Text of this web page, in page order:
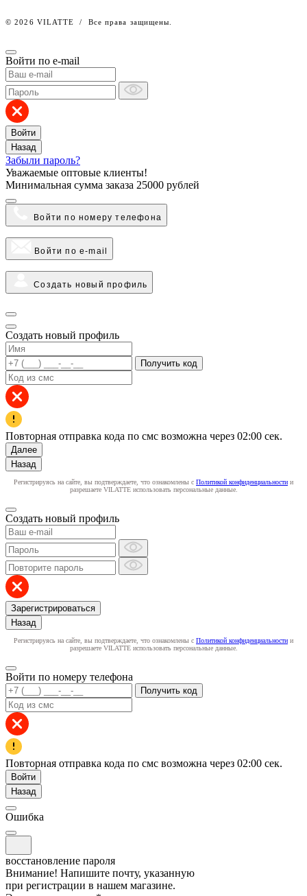
© 2026 VILATTE / Все права защищены.
Войти по e-mail
Войти
Назад
Забыли пароль?
Уважаемые оптовые клиенты!
Минимальная сумма заказа 25000 рублей
Войти по номеру телефона
Войти по e-mail
Создать новый профиль
Создать новый профиль
Получить код
Повторная отправка кода по смс возможна через 02:00 сек.
Далее
Назад
Регистрируясь на сайте, вы подтверждаете, что ознакомлены с Политикой конфиденциальности и
разрешаете VILATTE использовать персональные данные.
Создать новый профиль
Зарегистрироваться
Назад
Регистрируясь на сайте, вы подтверждаете, что ознакомлены с Политикой конфиденциальности и
разрешаете VILATTE использовать персональные данные.
Войти по номеру телефона
Получить код
Повторная отправка кода по смс возможна через 02:00 сек.
Войти
Назад
Ошибка
восстановление пароля
Внимание! Напишите почту, указанную
при регистрации в нашем магазине.